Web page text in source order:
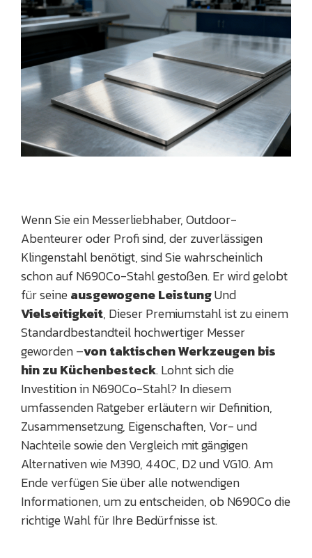
Wenn Sie ein Messerliebhaber, Outdoor-
Abenteurer oder Profi sind, der zuverlässigen
Klingenstahl benötigt, sind Sie wahrscheinlich
schon auf N690Co-Stahl gestoßen. Er wird gelobt
für seineausgewogene LeistungUnd
Vielseitigkeit, Dieser Premiumstahl ist zu einem
Standardbestandteil hochwertiger Messer
geworden –von taktischen Werkzeugen bis
hin zu Küchenbesteck. Lohnt sich die
Investition in N690Co-Stahl? In diesem
umfassenden Ratgeber erläutern wir Definition,
Zusammensetzung, Eigenschaften, Vor- und
Nachteile sowie den Vergleich mit gängigen
Alternativen wie M390, 440C, D2 und VG10. Am
Ende verfügen Sie über alle notwendigen
Informationen, um zu entscheiden, ob N690Co die
richtige Wahl für Ihre Bedürfnisse ist.